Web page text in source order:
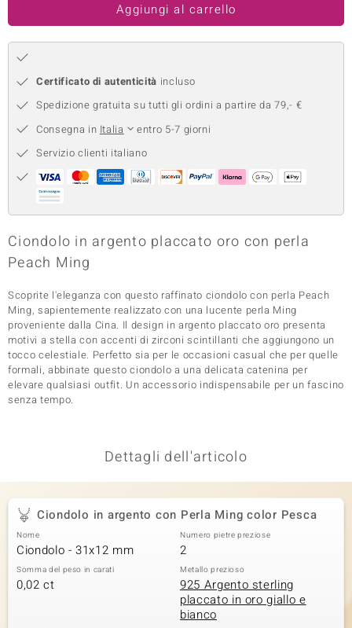
Classics
Aggiungi al carrello
Certificato di autenticità incluso
Spedizione gratuita su tutti gli ordini a partire da 79,- €
Consegna in Italia
entro 5-7 giorni
Servizio clienti italiano
Ciondolo in argento placcato oro con perla
Peach Ming
Scoprite l'eleganza con questo raffinato ciondolo con perla Peach
Ming, sapientemente realizzato con una lucente perla Ming
proveniente dalla Cina. Il design in argento placcato oro presenta
motivi a stella con accenti di zirconi scintillanti che aggiungono un
tocco celestiale. Perfetto sia per le occasioni casual che per quelle
formali, abbinate questo ciondolo a una delicata catenina per
elevare qualsiasi outfit. Un accessorio indispensabile per un fascino
senza tempo.
Dettagli dell'articolo
Ciondolo in argento con Perla Ming color Pesca
Nome
Ciondolo - 31x12 mm
Numero pietre preziose
2
Somma del peso in carati
0,02 ct
Metallo prezioso
925 Argento sterling
placcato in oro giallo e
bianco